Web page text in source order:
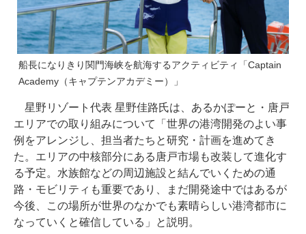
船長になりきり関門海峡を航海するアクティビティ「Captain
Academy（キャプテンアカデミー）」
星野リゾート代表 星野佳路氏は、あるかぽーと・唐戸
エリアでの取り組みについて「世界の港湾開発のよい事
例をアレンジし、担当者たちと研究・計画を進めてき
た。エリアの中核部分にある唐戸市場も改装して進化す
る予定。水族館などの周辺施設と結んでいくための通
路・モビリティも重要であり、まだ開発途中ではあるが
今後、この場所が世界のなかでも素晴らしい港湾都市に
なっていくと確信している」と説明。